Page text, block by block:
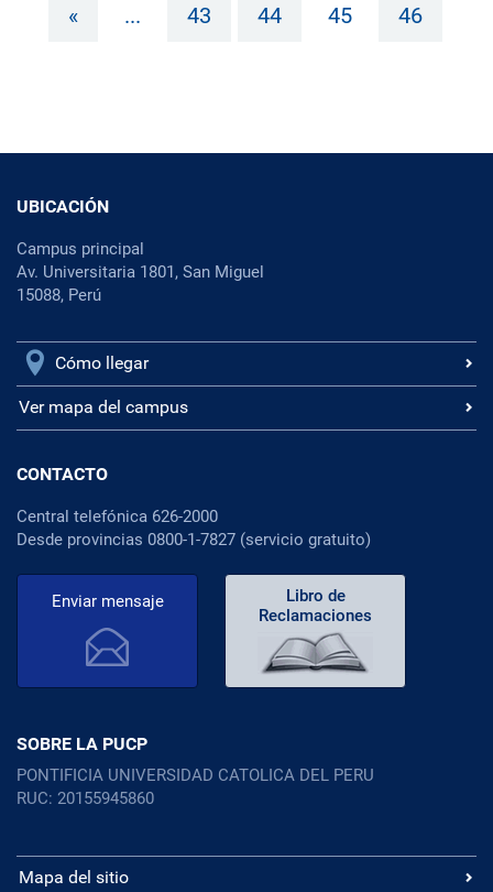
« ... 43 44 45 46
UBICACIÓN
Campus principal
Av. Universitaria 1801, San Miguel
15088, Perú
Cómo llegar
Ver mapa del campus
CONTACTO
Central telefónica 626-2000
Desde provincias 0800-1-7827 (servicio gratuito)
Enviar mensaje
Libro de
Reclamaciones
SOBRE LA PUCP
PONTIFICIA UNIVERSIDAD CATOLICA DEL PERU
RUC: 20155945860
Mapa del sitio